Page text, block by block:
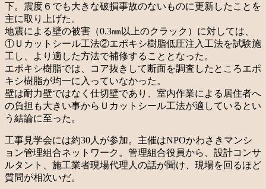
下。震度６でも大きな破損事故のないものに更新したことを
主に取り上げた。
地震による壁の被害（0.3㎜以上のクラック）に対しては、
①Ｕカットシール工法②エポキシ樹脂低圧注入工法を試験施
工し、より適した方法で補修することとなった。
エポキシ樹脂では、コア抜きして断面を調査したところエポ
キシ樹脂が均一に入っていなかった。
壁は耐力壁ではなく仕切壁であり、室内作業による居住者へ
の負担も大きい事からＵカットシール工法が適しているとい
う結論に至った。
工事見学会には約30人が参加。主催はNPOかわさきマンシ
ョン管理組合ネットワーク。管理組合役員から、設計コンサ
ルタント、施工業者現場代理人の話が聞け、現場を回るほど
質問が相次いだ。